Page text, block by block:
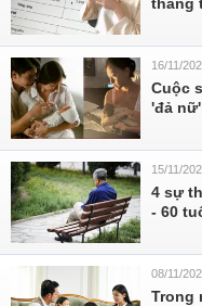
16/11/
Cuộc
'đả
15/11/
4 sự
- 60
08/11/
Trong